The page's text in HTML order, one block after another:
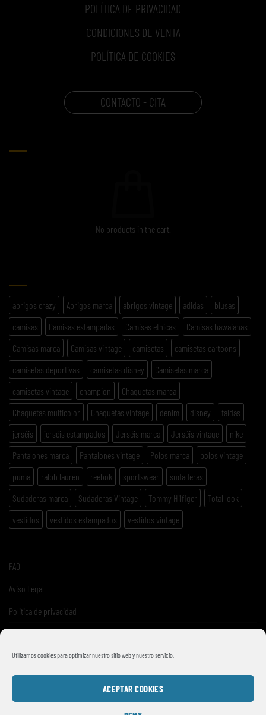
Utilizamos cookies para optimizar nuestro sitio web y nuestro servicio.
ACEPTAR COOKIES
POLÍTICA DE PRIVACIDAD
CONDICIONES DE VENTA
POLÍTICA DE COOKIES
CONTACTO - CITA
No products in the cart.
abrigos crazy Abrigos marca abrigos vintage adidas
blusas
camisas
Camisas estampadas Camisas etnicas
Camisas hawaianas
Camisas marca
Camisas vintage camisetas
camisetas cartoons
camisetas deportivas
camisetas disney
Camisetas marca
camisetas vintage
champion
Chaquetas marca
Chaquetas multicolor
Chaquetas vintage denim disney
faldas
jerséis
jerséis estampados Jerséis marca Jerséis vintage
nike
Pantalones marca
Pantalones vintage Polos marca
polos vintage
puma
ralph lauren reebok sportswear
sudaderas
Sudaderas marca
Sudaderas Vintage Tommy Hilfiger
Total look
vestidos
vestidos estampados vestidos vintage
FAQ
Aviso Legal
Politica de privacidad